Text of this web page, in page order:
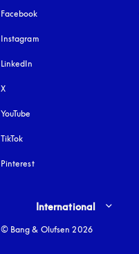
Facebook
Instagram
LinkedIn
X
YouTube
TikTok
Pinterest
Select country and language
International
© Bang & Olufsen 2026